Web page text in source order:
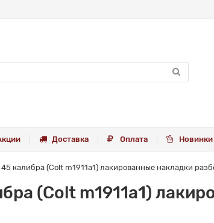
Доставка Оплата
45 калибра (Colt m1911a1) лакированные накладки
(Colt m1911a1)